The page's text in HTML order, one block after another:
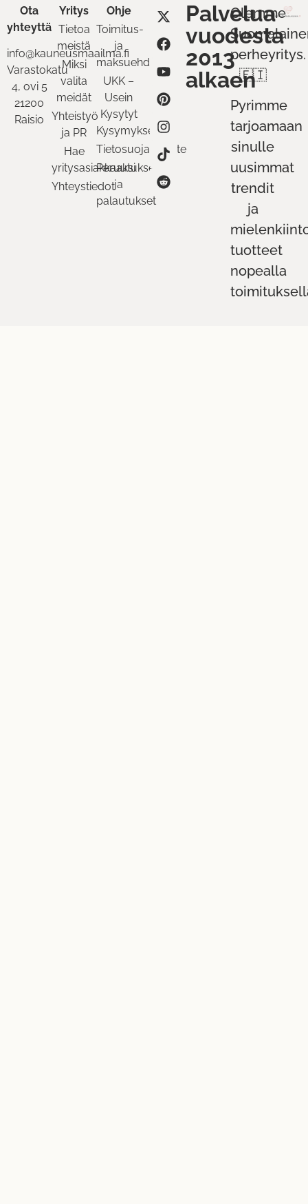
Ota
yhteyttä
info@kauneusmaailma.fi
Varastokatu
4, ovi 5
21200
Raisio
Yritys
Tietoa
meistä
Miksi
valita
meidät
Yhteistyö
ja PR
Hae
yritysasiakkaaksi
Yhteystiedot
Ohje
Toimitus-
ja
maksuehdot
UKK –
Usein
Kysytyt
Kysymykset
Tietosuojaseloste
Peruutukset
ja
palautukset
Palvelua
vuodesta
2013
alkaen
Olemme
perheyritys.
🇫🇮
Pyrimme
tarjoamaan
sinulle
uusimmat
trendit
ja
tuotteet
nopealla